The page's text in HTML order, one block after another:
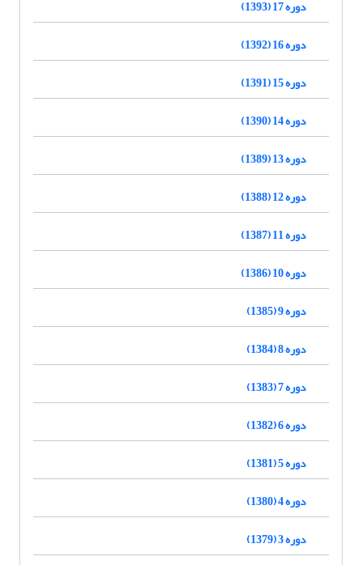
دوره 17 (1393)
دوره 16 (1392)
دوره 15 (1391)
دوره 14 (1390)
دوره 13 (1389)
دوره 12 (1388)
دوره 11 (1387)
دوره 10 (1386)
دوره 9 (1385)
دوره 8 (1384)
دوره 7 (1383)
دوره 6 (1382)
دوره 5 (1381)
دوره 4 (1380)
دوره 3 (1379)